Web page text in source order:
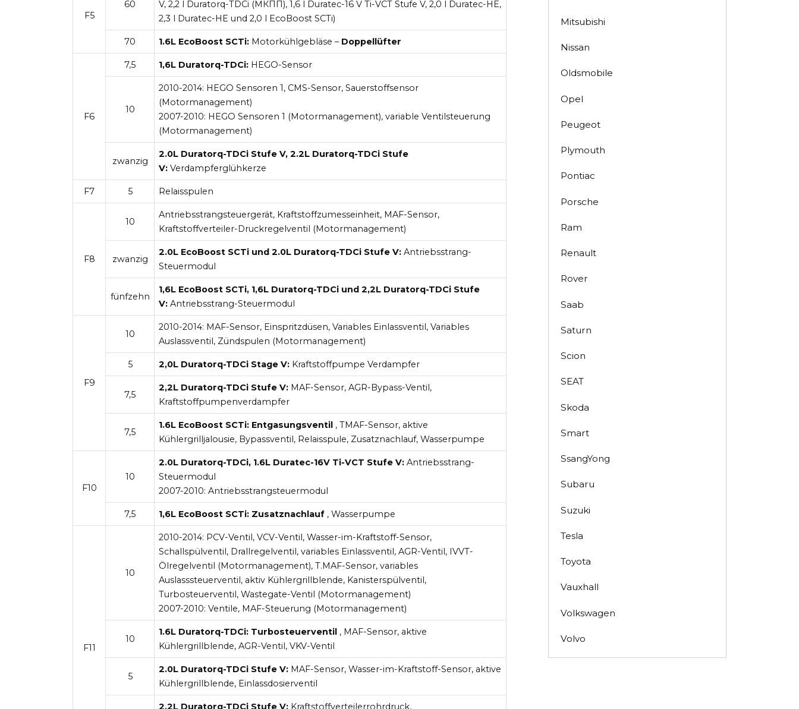
F5
60
V, 2,2 l Duratorq-TDCi (МКПП), 1,6 l Duratec-16 V Ti-VCT Stufe V, 2,0 l Duratec-HE,
2,3 l Duratec-HE und 2,0 l EcoBoost SCTi)
70 1.6L EcoBoost SCTi: Motorkühlgebläse – Doppellüfter
F6
7,5 1,6L Duratorq-TDCi: HEGO-Sensor
10
2010-2014: HEGO Sensoren 1, CMS-Sensor, Sauerstoffsensor
(Motormanagement)
2007-2010: HEGO Sensoren 1 (Motormanagement), variable Ventilsteuerung
(Motormanagement)
zwanzig
2.0L Duratorq-TDCi Stufe V, 2.2L Duratorq-TDCi Stufe
V: Verdampferglühkerze
F7 5 Relaisspulen
F8
10
Antriebsstrangsteuergerät, Kraftstoffzumesseinheit, MAF-Sensor,
Kraftstoffverteiler-Druckregelventil (Motormanagement)
zwanzig
2.0L EcoBoost SCTi und 2.0L Duratorq-TDCi Stufe V: Antriebsstrang-
Steuermodul
fünfzehn
1,6L EcoBoost SCTi, 1,6L Duratorq-TDCi und 2,2L Duratorq-TDCi Stufe
V: Antriebsstrang-Steuermodul
F9
10
2010-2014: MAF-Sensor, Einspritzdüsen, Variables Einlassventil, Variables
Auslassventil, Zündspulen (Motormanagement)
5 2,0L Duratorq-TDCi Stage V: Kraftstoffpumpe Verdampfer
7,5
2,2L Duratorq-TDCi Stufe V: MAF-Sensor, AGR-Bypass-Ventil,
Kraftstoffpumpenverdampfer
7,5
1.6L EcoBoost SCTi: Entgasungsventil , TMAF-Sensor, aktive
Kühlergrilljalousie, Bypassventil, Relaisspule, Zusatznachlauf, Wasserpumpe
F10
10
2.0L Duratorq-TDCi, 1.6L Duratec-16V Ti-VCT Stufe V: Antriebsstrang-
Steuermodul
2007-2010: Antriebsstrangsteuermodul
7,5 1,6L EcoBoost SCTi: Zusatznachlauf , Wasserpumpe
F11
10
2010-2014: PCV-Ventil, VCV-Ventil, Wasser-im-Kraftstoff-Sensor,
Schallspülventil, Drallregelventil, variables Einlassventil, AGR-Ventil, IVVT-
Ölregelventil (Motormanagement), T.MAF-Sensor, variables
Auslasssteuerventil, aktiv Kühlergrillblende, Kanisterspülventil,
Turbosteuerventil, Wastegate-Ventil (Motormanagement)
2007-2010: Ventile, MAF-Steuerung (Motormanagement)
10
1.6L Duratorq-TDCi: Turbosteuerventil , MAF-Sensor, aktive
Kühlergrillblende, AGR-Ventil, VKV-Ventil
5
2.0L Duratorq-TDCi Stufe V: MAF-Sensor, Wasser-im-Kraftstoff-Sensor, aktive
Kühlergrillblende, Einlassdosierventil
2.2L Duratorq-TDCi Stufe V: Kraftstoffverteilerrohrdruck,
Mitsubishi
Nissan
Oldsmobile
Opel
Peugeot
Plymouth
Pontiac
Porsche
Ram
Renault
Rover
Saab
Saturn
Scion
SEAT
Skoda
Smart
SsangYong
Subaru
Suzuki
Tesla
Toyota
Vauxhall
Volkswagen
Volvo